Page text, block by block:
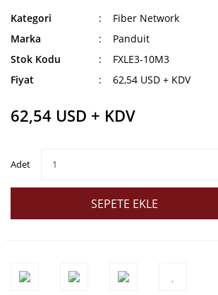
Kategori
Fiber Network
Marka
Panduit
Stok Kodu
FXLE3-10M3
Fiyat
62,54 USD + KDV
62,54 USD + KDV
Adet
SEPETE EKLE